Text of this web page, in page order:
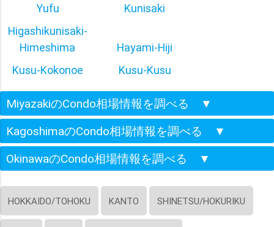
Yufu
Kunisaki
Higashikunisaki-
Himeshima
Hayami-Hiji
Kusu-Kokonoe
Kusu-Kusu
MiyazakiのCondo相場情報を調べる ▼
KagoshimaのCondo相場情報を調べる ▼
OkinawaのCondo相場情報を調べる ▼
HOKKAIDO/TOHOKU KANTO SHINETSU/HOKURIKU